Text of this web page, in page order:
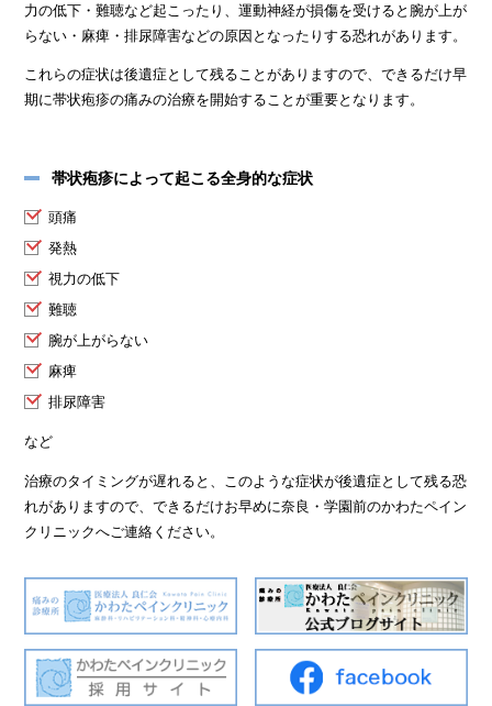
力の低下・難聴など起こったり、運動神経が損傷を受けると腕が上が
らない・麻痺・排尿障害などの原因となったりする恐れがあります。
これらの症状は後遺症として残ることがありますので、できるだけ早
期に帯状疱疹の痛みの治療を開始することが重要となります。
帯状疱疹によって起こる全身的な症状
頭痛
発熱
視力の低下
難聴
腕が上がらない
麻痺
排尿障害
など
治療のタイミングが遅れると、このような症状が後遺症として残る恐
れがありますので、できるだけお早めに奈良・学園前のかわたペイン
クリニックへご連絡ください。